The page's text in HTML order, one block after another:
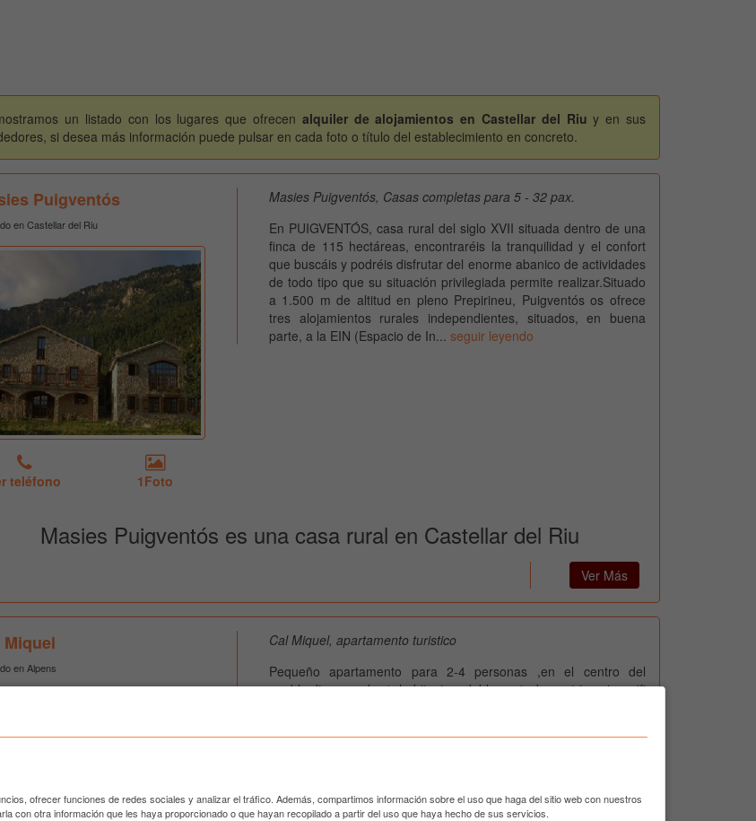
un listado con los lugares que ofrecen alquiler de alojamientos en Castellar del Riu y en sus
si desea más información puede pulsar en cada foto o título del establecimiento en concreto.
Puigventós
en Castellar del Riu
teléfono 1Foto
Masies Puigventós, Casas completas para 5 - 32 pax.
En PUIGVENTÓS, casa rural del siglo XVII situada dentro de una
finca de 115 hectáreas, encontraréis la tranquilidad y el confort
que buscáis y podréis disfrutar del enorme abanico de actividades
de todo tipo que su situación privilegiada permite realizar.Situado
a 1.500 m de altitud en pleno Prepirineu, Puigventós os ofrece
tres alojamientos rurales independientes, situados, en buena
parte, a la EIN (Espacio de In... seguir leyendo
Masies Puigventós es una casa rural en Castellar del Riu
Ver Más
Miquel
en Alpens
Cal Miquel, apartamento turistico
Pequeño apartamento para 2-4 personas ,en el centro del
pueblo,dispone de 1 habitacion doble y 1 de matrimonio, wifi
pie y en bicicleta....seguir leyendo
ofrecer funciones de redes sociales y analizar el tráfico. Además, compartimos información sobre el uso que haga del sitio web con nuestros
con otra información que les haya proporcionado o que hayan recopilado a partir del uso que haya hecho de sus servicios.